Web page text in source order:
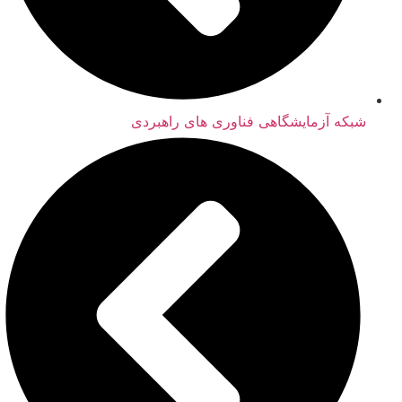
شبکه آزمایشگاهی فناوری های راهبردی